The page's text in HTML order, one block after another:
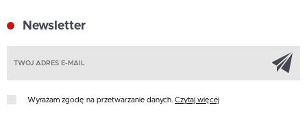
Newsletter
Wyrażam zgodę na przetwarzanie danych. Czytaj więcej